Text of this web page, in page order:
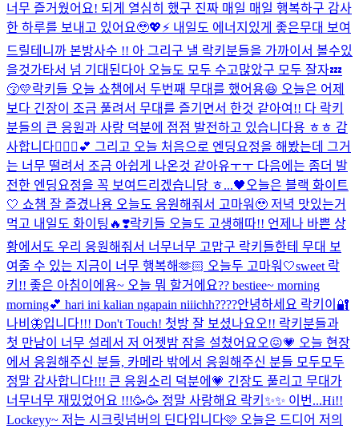
너무 즐거웠어요! 되게 열심히 했구 진짜 매일 매일 행복하구 감사
한 하루를 보내고 있어요🥹💖⚡️ 내일도 에너지있게 좋은무대 보여
드릴테니까 본방사수 !! 아 그리구 낼 락키분들을 가까이서 볼수있
을것가타서 넘 기대된다아 오늘도 모두 수고많았구 모두 잘자💤
😚💛락키들 오늘 쇼챔에서 두번째 무대를 했어용😆 오늘은 어제
보다 긴장이 조금 풀려서 무대를 즐기면서 한것 같아여!! 다 락키
분들의 큰 응원과 사랑 덕분에 점점 발전하고 있습니다용 ㅎㅎ 감
사합니다🙇🏻‍♀️💕 그리고 오늘 처음으로 엔딩요정을 해봤는데 그거
는 너무 떨려서 조금 아쉽게 나온것 같아유ㅜㅜ 다음에는 좀더 발
전한 엔딩요정을 꼭 보여드리겠습니당 ㅎ...🖤오늘은 블랙 화이트
🤍 쇼챔 잘 즐겼나용 오늘도 응원해줘서 고마워🥹 저녁 맛있는거
먹고 내일도 화이팅🔥❣️락키들 오늘도 고생해따!! 언제나 바쁜 상
황에서도 우리 응원해줘서 너무너무 고맙구 락키들한테 무대 보
여줄 수 있는 지금이 너무 행복해🫶🏻 오늘두 고마워🤍sweet 락
키!! 좋은 아침이에용~ 오늘 뭐 할거에요?? bestiee~ morning
morning💕 hari ini kalian ngapain niiichh????안녕하세요 락키이🔐
나비🦋입니다!!! Don't Touch! 첫방 잘 보셨나요오!! 락키분들과
첫 만남이 너무 설레서 저 어젯밤 잠을 설쳤어요오😖💗 오늘 현장
에서 응원해주신 분들, 카메라 밖에서 응원해주신 분들 모두모두
정말 감사합니다!!! 큰 응원소리 덕분에💗 긴장도 풀리고 무대가
너무너무 재밌었어요 !!!🥳🥳 정말 사랑해요 락키✨✨ 이번...Hi!!
Lockeyy~ 저는 시크릿넘버의 딘다입니다🩷 오늘은 드디어 저의